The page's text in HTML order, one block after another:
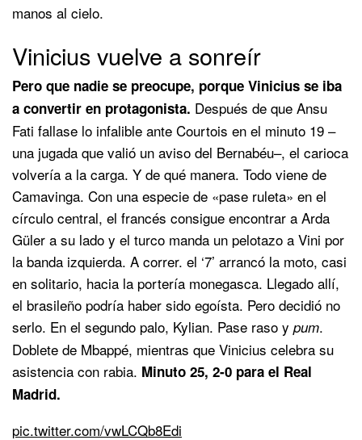
manos al cielo.
Vinicius vuelve a sonreír
Pero que nadie se preocupe, porque Vinicius se iba
a convertir en protagonista. Después de que Ansu
Fati fallase lo infalible ante Courtois en el minuto 19 –
una jugada que valió un aviso del Bernabéu–, el carioca
volvería a la carga. Y de qué manera. Todo viene de
Camavinga. Con una especie de «pase ruleta» en el
círculo central, el francés consigue encontrar a Arda
Güler a su lado y el turco manda un pelotazo a Vini por
la banda izquierda. A correr. el ‘7’ arrancó la moto, casi
en solitario, hacia la portería monegasca. Llegado allí,
el brasileño podría haber sido egoísta. Pero decidió no
serlo. En el segundo palo, Kylian. Pase raso y pum.
Doblete de Mbappé, mientras que Vinicius celebra su
asistencia con rabia. Minuto 25, 2-0 para el Real
Madrid.
pic.twitter.com/vwLCQb8Edi